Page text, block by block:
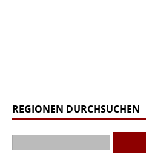
REGIONEN DURCHSUCHEN